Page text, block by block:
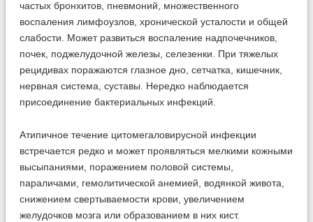
частых бронхитов, пневмоний, множественного
воспаления лимфоузлов, хронической усталости и общей
слабости. Может развиться воспаление надпочечников,
почек, поджелудочной железы, селезенки. При тяжелых
рецидивах поражаются глазное дно, сетчатка, кишечник,
нервная система, суставы. Нередко наблюдается
присоединение бактериальных инфекций.
Атипичное течение цитомегаловирусной инфекции
встречается редко и может проявляться мелкими кожными
высыпаниями, поражением половой системы,
параличами, гемолитической анемией, водянкой живота,
снижением свертываемости крови, увеличением
желудочков мозга или образованием в них кист.